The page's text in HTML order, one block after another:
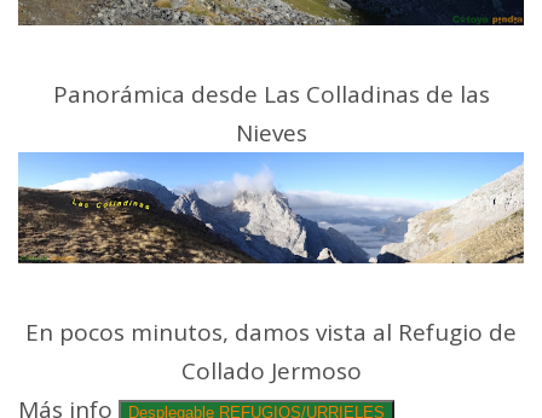
Panorámica desde Las Colladinas de las
Nieves
En pocos minutos, damos vista al Refugio de
Collado Jermoso
Más info